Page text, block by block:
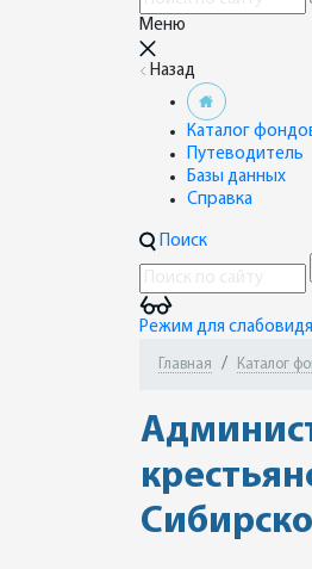
Меню
Назад
Каталог
Путеводитель
Базы данных
Справка
Поиск
Режим для
Главная Каталог